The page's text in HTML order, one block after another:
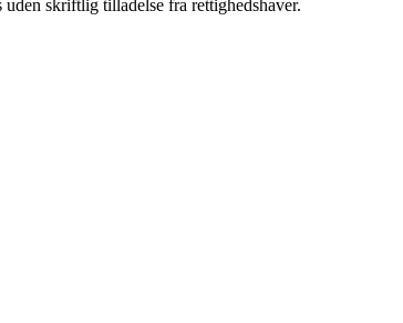
skriftlig tilladelse fra rettighedshaver.